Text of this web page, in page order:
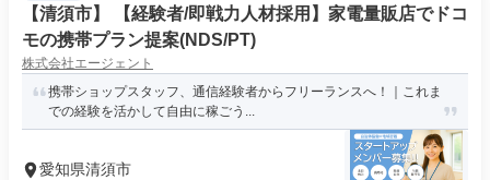
【清須市】 【経験者/即戦力人材採用】家電量販店でドコ
モの携帯プラン提案(NDS/PT)
株式会社エージェント
携帯ショップスタッフ、通信経験者からフリーランスへ！｜これま
での経験を活かして自由に稼ごう...
愛知県清須市